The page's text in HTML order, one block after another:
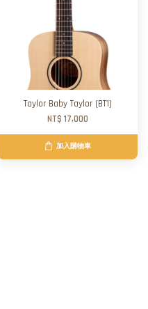
Taylor Baby Taylor (BT1)
NT$ 17,000
加入購物車